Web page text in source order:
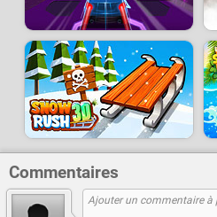
Commentaires